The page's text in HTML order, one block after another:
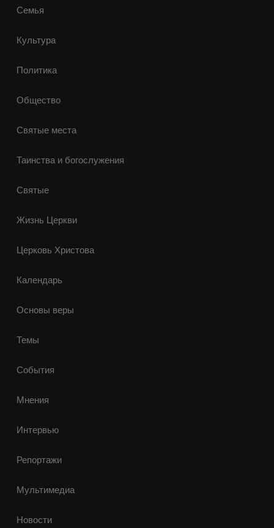
Семья
Культура
Политика
Общество
Святые места
Таинства и богослужения
Святые
Жизнь Церкви
Церковь Христова
Календарь
Основы веры
Темы
События
Мнения
Интервью
Репортажи
Мультимедиа
Новости